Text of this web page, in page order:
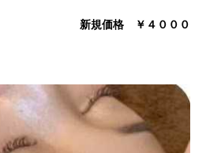
新規価格 ￥４０００